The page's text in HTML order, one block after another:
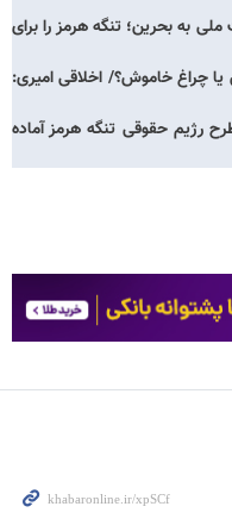
به بحرین؛ تنگه هرمز را برای
چراغ خاموش؟/ اخلاقی امیری:
رژیم حقوقی تنگه هرمز آماده